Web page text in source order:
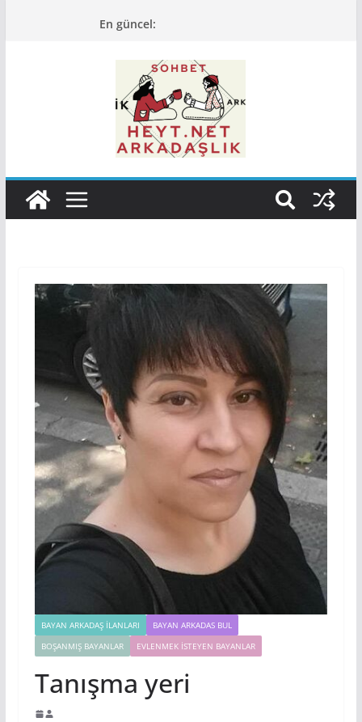
En güncel:
BAYAN ARKADAŞ İLANLARI
BAYAN ARKADAS BUL
BOŞANMIŞ BAYANLAR
EVLENMEK İSTEYEN BAYANLAR
Tanışma yeri